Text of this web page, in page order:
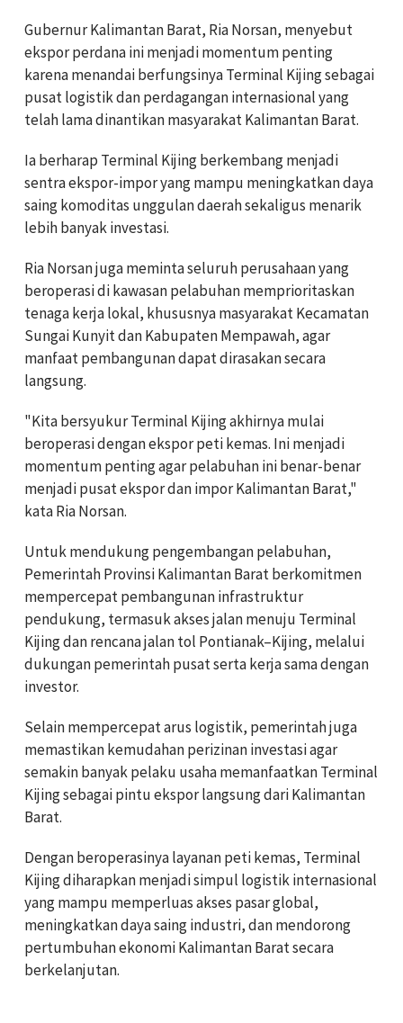
Gubernur Kalimantan Barat, Ria Norsan, menyebut
ekspor perdana ini menjadi momentum penting
karena menandai berfungsinya Terminal Kijing sebagai
pusat logistik dan perdagangan internasional yang
telah lama dinantikan masyarakat Kalimantan Barat.
Ia berharap Terminal Kijing berkembang menjadi
sentra ekspor-impor yang mampu meningkatkan daya
saing komoditas unggulan daerah sekaligus menarik
lebih banyak investasi.
Ria Norsan juga meminta seluruh perusahaan yang
beroperasi di kawasan pelabuhan memprioritaskan
tenaga kerja lokal, khususnya masyarakat Kecamatan
Sungai Kunyit dan Kabupaten Mempawah, agar
manfaat pembangunan dapat dirasakan secara
langsung.
"Kita bersyukur Terminal Kijing akhirnya mulai
beroperasi dengan ekspor peti kemas. Ini menjadi
momentum penting agar pelabuhan ini benar-benar
menjadi pusat ekspor dan impor Kalimantan Barat,"
kata Ria Norsan.
Untuk mendukung pengembangan pelabuhan,
Pemerintah Provinsi Kalimantan Barat berkomitmen
mempercepat pembangunan infrastruktur
pendukung, termasuk akses jalan menuju Terminal
Kijing dan rencana jalan tol Pontianak–Kijing, melalui
dukungan pemerintah pusat serta kerja sama dengan
investor.
Selain mempercepat arus logistik, pemerintah juga
memastikan kemudahan perizinan investasi agar
semakin banyak pelaku usaha memanfaatkan Terminal
Kijing sebagai pintu ekspor langsung dari Kalimantan
Barat.
Dengan beroperasinya layanan peti kemas, Terminal
Kijing diharapkan menjadi simpul logistik internasional
yang mampu memperluas akses pasar global,
meningkatkan daya saing industri, dan mendorong
pertumbuhan ekonomi Kalimantan Barat secara
berkelanjutan.